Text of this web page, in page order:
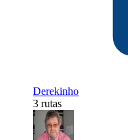
Derekinho
3 rutas